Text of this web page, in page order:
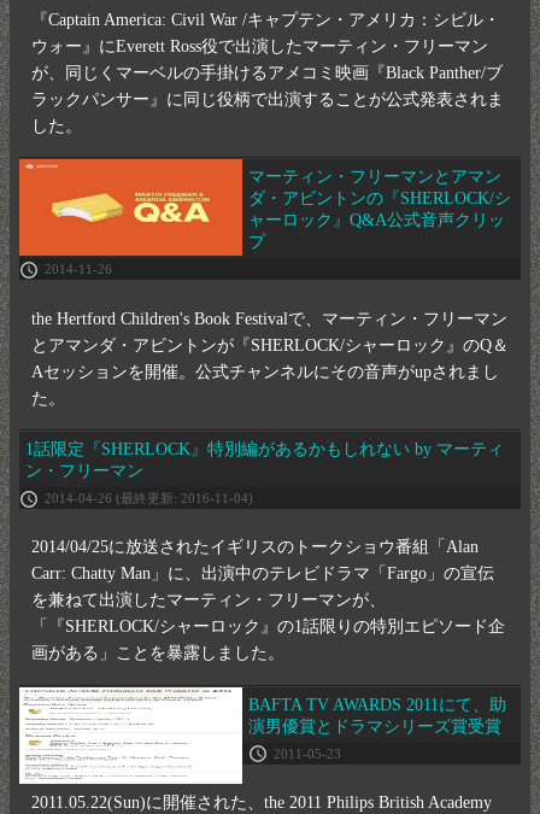
『Captain America: Civil War /キャプテン・アメリカ：シビル・
ウォー』にEverett Ross役で出演したマーティン・フリーマン
が、同じくマーベルの手掛けるアメコミ映画『Black Panther/ブ
ラックパンサー』に同じ役柄で出演することが公式発表されま
した。
マーティン・フリーマンとアマン
ダ・アビントンの『SHERLOCK/シ
ャーロック』Q&A公式音声クリッ
プ
2014-11-26
the Hertford Children's Book Festivalで、マーティン・フリーマン
とアマンダ・アビントンが『SHERLOCK/シャーロック』のQ＆
Aセッションを開催。公式チャンネルにその音声がupされまし
た。
1話限定『SHERLOCK』特別編があるかもしれない by マーティ
ン・フリーマン
2014-04-26 (最終更新: 2016-11-04)
2014/04/25に放送されたイギリスのトークショウ番組「Alan
Carr: Chatty Man」に、出演中のテレビドラマ「Fargo」の宣伝
を兼ねて出演したマーティン・フリーマンが、
「『SHERLOCK/シャーロック』の1話限りの特別エピソード企
画がある」ことを暴露しました。
BAFTA TV AWARDS 2011にて、助
演男優賞とドラマシリーズ賞受賞
2011-05-23
2011.05.22(Sun)に開催された、the 2011 Philips British Academy